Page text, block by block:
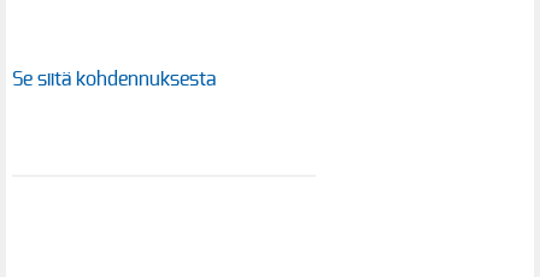
Se siitä kohdennuksesta